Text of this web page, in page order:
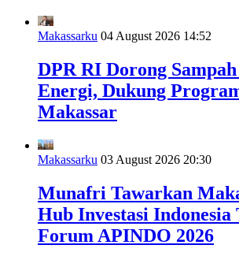
Makassarku 04 August 2026 14:52
DPR RI Dorong
Energi, Dukung
Makassar
Makassarku 03 August 2026 20:30
Munafri Tawarkan
Hub Investasi
Forum APINDO 2026